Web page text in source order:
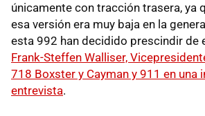
únicamente con tracción trasera, ya
esa versión era muy baja en la
esta 992 han decidido prescindir de
Frank-Steffen Walliser,
718 Boxster y Cayman y 911 en una
entrevista.